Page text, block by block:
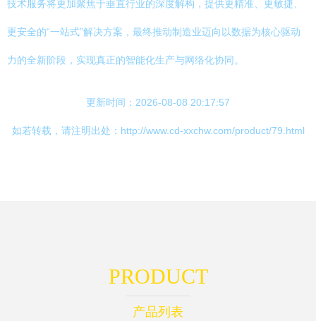
技术服务将更加聚焦于垂直行业的深度解构，提供更精准、更敏捷、
更安全的“一站式”解决方案，最终推动制造业迈向以数据为核心驱动
力的全新阶段，实现真正的智能化生产与网络化协同。
更新时间：2026-08-08 20:17:57
如若转载，请注明出处：http://www.cd-xxchw.com/product/79.html
PRODUCT
产品列表